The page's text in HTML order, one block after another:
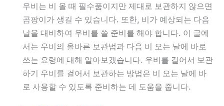
우비는 비 올 때 필수품이지만 제대로 보관하지 않으면
곰팡이가 생길 수 있습니다. 또한, 비가 예상되는 다음
날을 대비하여 우비를 쓸 준비를 해야 합니다. 이 글에
서는 우비의 올바른 보관법과 다음 비 오는 날에 바로
쓰는 요령에 대해 알아보겠습니다. 우비를 걸어서 보관
하기 우비를 걸어서 보관하는 방법은 비 오는 날에 바
로 사용할 수 있도록 준비하는 데 도움을 줍니다.